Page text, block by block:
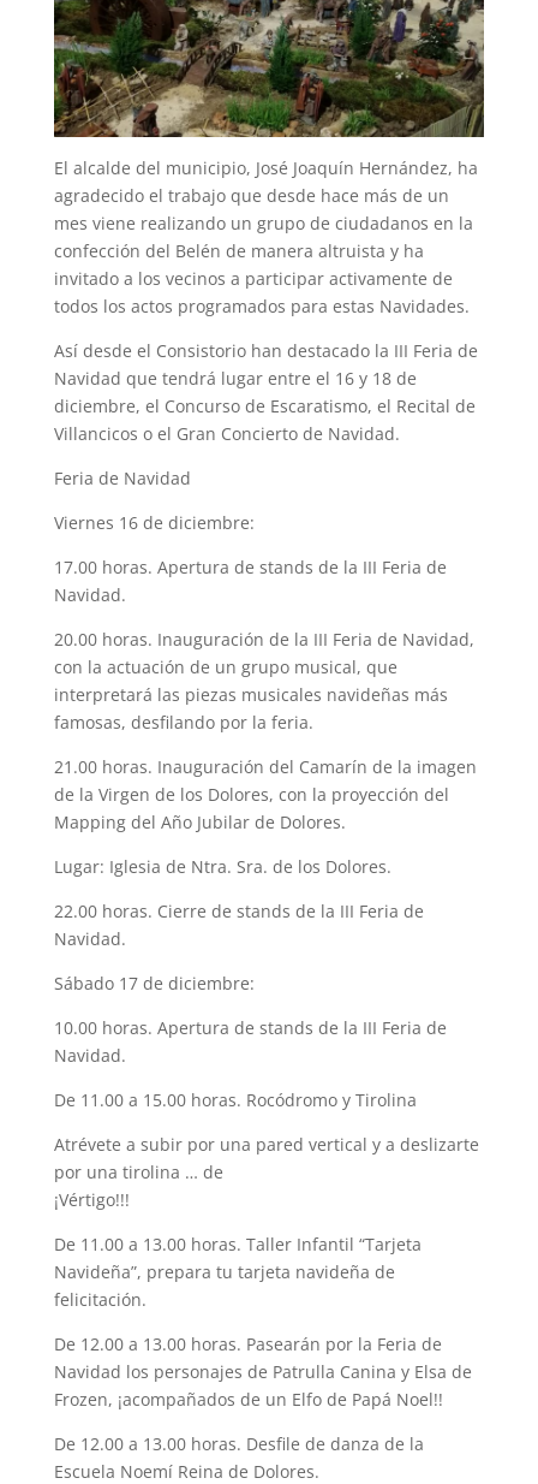
El alcalde del municipio, José Joaquín Hernández, ha
agradecido el trabajo que desde hace más de un
mes viene realizando un grupo de ciudadanos en la
confección del Belén de manera altruista y ha
invitado a los vecinos a participar activamente de
todos los actos programados para estas Navidades.
Así desde el Consistorio han destacado la III Feria de
Navidad que tendrá lugar entre el 16 y 18 de
diciembre, el Concurso de Escaratismo, el Recital de
Villancicos o el Gran Concierto de Navidad.
Feria de Navidad
Viernes 16 de diciembre:
17.00 horas. Apertura de stands de la III Feria de
Navidad.
20.00 horas. Inauguración de la III Feria de Navidad,
con la actuación de un grupo musical, que
interpretará las piezas musicales navideñas más
famosas, desfilando por la feria.
21.00 horas. Inauguración del Camarín de la imagen
de la Virgen de los Dolores, con la proyección del
Mapping del Año Jubilar de Dolores.
Lugar: Iglesia de Ntra. Sra. de los Dolores.
22.00 horas. Cierre de stands de la III Feria de
Navidad.
Sábado 17 de diciembre:
10.00 horas. Apertura de stands de la III Feria de
Navidad.
De 11.00 a 15.00 horas. Rocódromo y Tirolina
Atrévete a subir por una pared vertical y a deslizarte
por una tirolina … de
¡Vértigo!!!
De 11.00 a 13.00 horas. Taller Infantil “Tarjeta
Navideña”, prepara tu tarjeta navideña de
felicitación.
De 12.00 a 13.00 horas. Pasearán por la Feria de
Navidad los personajes de Patrulla Canina y Elsa de
Frozen, ¡acompañados de un Elfo de Papá Noel!!
De 12.00 a 13.00 horas. Desfile de danza de la
Escuela Noemí Reina de Dolores.